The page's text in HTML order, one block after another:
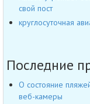
свой пост
круглосуточная
Последние
О состояние
веб-камеры